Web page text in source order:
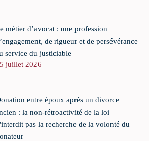
métier d’avocat : une profession
de rigueur et de persévérance
service du justiciable
juillet 2026
entre époux après un divorce
: la non-rétroactivité de la loi
pas la recherche de la volonté du